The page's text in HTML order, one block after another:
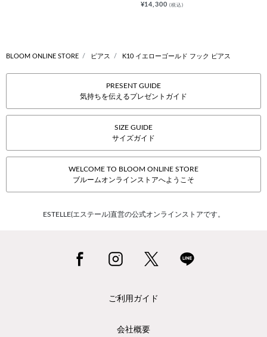
¥14,300(税込)
BLOOM ONLINE STORE ピアス K10 イエローゴールド フック ピアス
PRESENT GUIDE
気持ちを伝えるプレゼントガイド
SIZE GUIDE
サイズガイド
WELCOME TO BLOOM ONLINE STORE
ブルームオンラインストアへようこそ
ESTELLE(エステール)直営の公式オンラインストアです。
ご利用ガイド
会社概要